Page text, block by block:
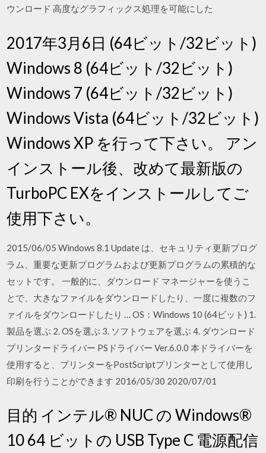
ウンロード 高度なグラフィックス処理を可能にした
2017年3月6日 (64ビット/32ビット)
Windows 8 (64ビット/32ビット)
Windows 7 (64ビット/32ビット)
Windows Vista (64ビット/32ビット)
Windows XP を行って下さい。 アン
インストール後、改めて最新版の
TurboPC EXをインストールしてご
使用下さい。
2015/06/05 Windows 8.1 Update は、セキュリティ更新プログ
ラム、重要な更新プログラムおよび更新プログラムの累積的な
セットです。 一般的に、ダウンロード マネージャーを使うこ
とで、大きなファイルをダウンロードしたり、一度に複数のフ
ァイルをダウンロードしたり … OS：Windows 10 (64ビット) 1.
製品を選ぶ 2. OSを選ぶ 3. ソフトウェアを選ぶ 4. ダウンロード
プリンタードライバー PSドライバー Ver.6.0.0 本ドライバーを
使用すると、プリンターをPostScriptプリンターとして使用し
印刷を行うことができます 2016/05/30 2020/07/01
目的 インテル® NUC の Windows®
10 64 ビットの USB Type C 電源配信